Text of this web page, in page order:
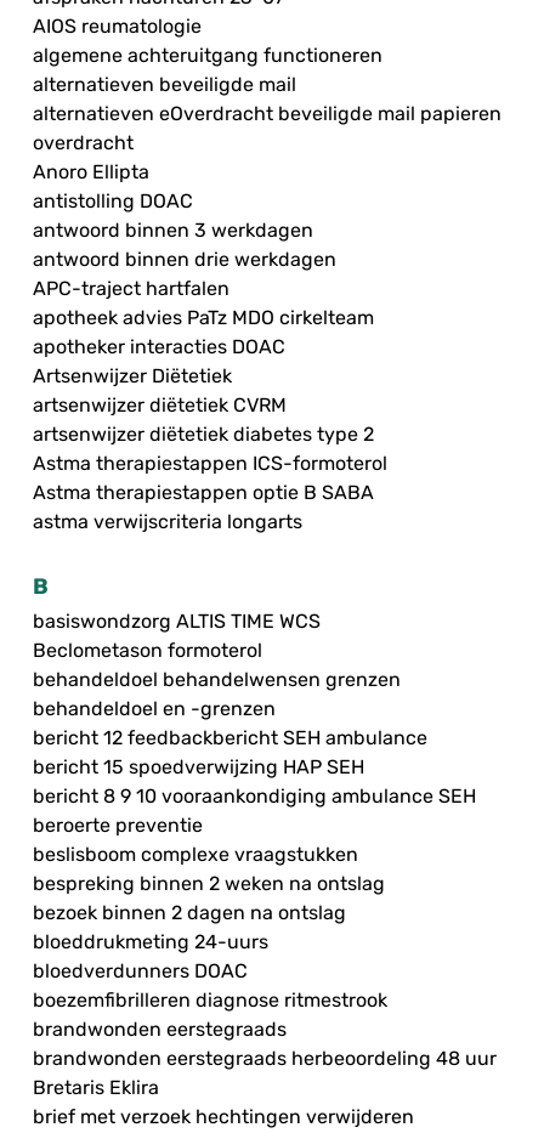
AIOS reumatologie
algemene achteruitgang functioneren
alternatieven beveiligde mail
alternatieven eOverdracht beveiligde mail papieren
overdracht
Anoro Ellipta
antistolling DOAC
antwoord binnen 3 werkdagen
antwoord binnen drie werkdagen
APC-traject hartfalen
apotheek advies PaTz MDO cirkelteam
apotheker interacties DOAC
Artsenwijzer Diëtetiek
artsenwijzer diëtetiek CVRM
artsenwijzer diëtetiek diabetes type 2
Astma therapiestappen ICS-formoterol
Astma therapiestappen optie B SABA
astma verwijscriteria longarts
B
basiswondzorg ALTIS TIME WCS
Beclometason formoterol
behandeldoel behandelwensen grenzen
behandeldoel en -grenzen
bericht 12 feedbackbericht SEH ambulance
bericht 15 spoedverwijzing HAP SEH
bericht 8 9 10 vooraankondiging ambulance SEH
beroerte preventie
beslisboom complexe vraagstukken
bespreking binnen 2 weken na ontslag
bezoek binnen 2 dagen na ontslag
bloeddrukmeting 24-uurs
bloedverdunners DOAC
boezemfibrilleren diagnose ritmestrook
brandwonden eerstegraads
brandwonden eerstegraads herbeoordeling 48 uur
Bretaris Eklira
brief met verzoek hechtingen verwijderen